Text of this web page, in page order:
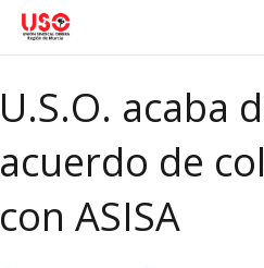
U.S.O. acaba
acuerdo de
con ASISA